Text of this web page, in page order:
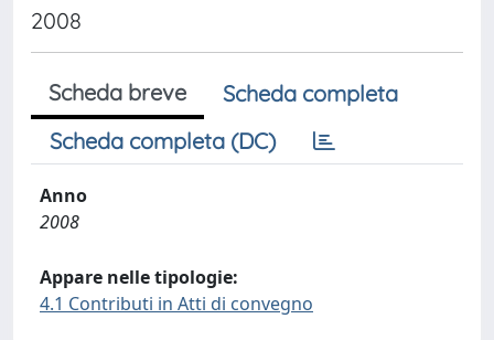
2008
Scheda breve
Scheda completa
Scheda completa (DC)
Anno
2008
Appare nelle tipologie:
4.1 Contributi in Atti di convegno